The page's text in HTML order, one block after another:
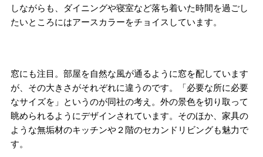
しながらも、ダイニングや寝室など落ち着いた時間を過ごし
たいところにはアースカラーをチョイスしています。
窓にも注目。部屋を自然な風が通るように窓を配しています
が、その大きさがそれぞれに違うのです。「必要な所に必要
なサイズを」というのが同社の考え。外の景色を切り取って
眺められるようにデザインされています。そのほか、家具の
ような無垢材のキッチンや２階のセカンドリビングも魅力で
す。